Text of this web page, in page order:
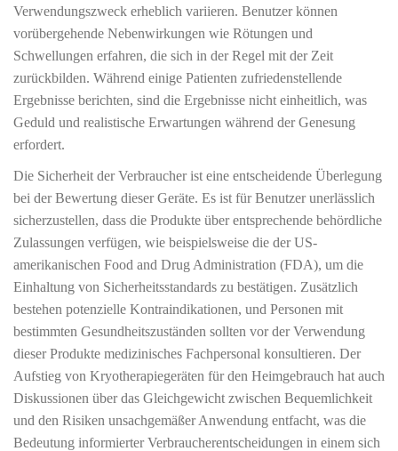
Verwendungszweck erheblich variieren. Benutzer können
vorübergehende Nebenwirkungen wie Rötungen und
Schwellungen erfahren, die sich in der Regel mit der Zeit
zurückbilden. Während einige Patienten zufriedenstellende
Ergebnisse berichten, sind die Ergebnisse nicht einheitlich, was
Geduld und realistische Erwartungen während der Genesung
erfordert.
Die Sicherheit der Verbraucher ist eine entscheidende Überlegung
bei der Bewertung dieser Geräte. Es ist für Benutzer unerlässlich
sicherzustellen, dass die Produkte über entsprechende behördliche
Zulassungen verfügen, wie beispielsweise die der US-
amerikanischen Food and Drug Administration (FDA), um die
Einhaltung von Sicherheitsstandards zu bestätigen. Zusätzlich
bestehen potenzielle Kontraindikationen, und Personen mit
bestimmten Gesundheitszuständen sollten vor der Verwendung
dieser Produkte medizinisches Fachpersonal konsultieren. Der
Aufstieg von Kryotherapiegeräten für den Heimgebrauch hat auch
Diskussionen über das Gleichgewicht zwischen Bequemlichkeit
und den Risiken unsachgemäßer Anwendung entfacht, was die
Bedeutung informierter Verbraucherentscheidungen in einem sich